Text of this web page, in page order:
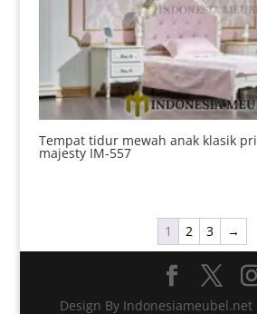
Tempat tidur mewah anak klasik
majesty IM-557
1 2 3 →
Design By